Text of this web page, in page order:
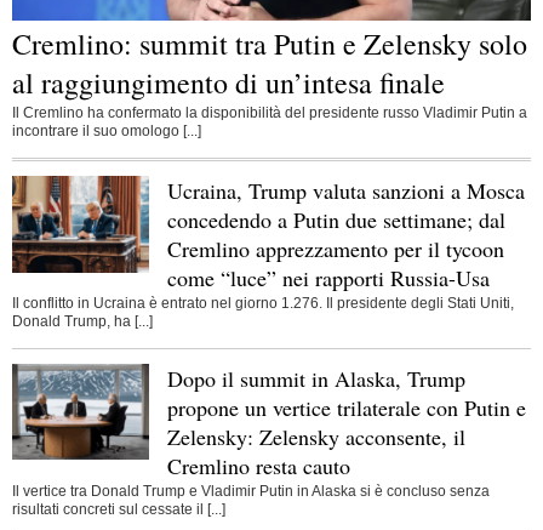
Cremlino: summit tra Putin e Zelensky solo
al raggiungimento di un’intesa finale
Il Cremlino ha confermato la disponibilità del presidente russo Vladimir Putin a
incontrare il suo omologo [...]
Ucraina, Trump valuta sanzioni a Mosca
concedendo a Putin due settimane; dal
Cremlino apprezzamento per il tycoon
come “luce” nei rapporti Russia-Usa
Il conflitto in Ucraina è entrato nel giorno 1.276. Il presidente degli Stati Uniti,
Donald Trump, ha [...]
Dopo il summit in Alaska, Trump
propone un vertice trilaterale con Putin e
Zelensky: Zelensky acconsente, il
Cremlino resta cauto
Il vertice tra Donald Trump e Vladimir Putin in Alaska si è concluso senza
risultati concreti sul cessate il [...]